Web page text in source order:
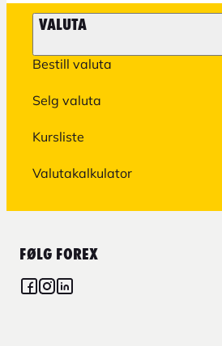
VALUTA
Bestill valuta
Selg valuta
Kursliste
Valutakalkulator
FØLG FOREX